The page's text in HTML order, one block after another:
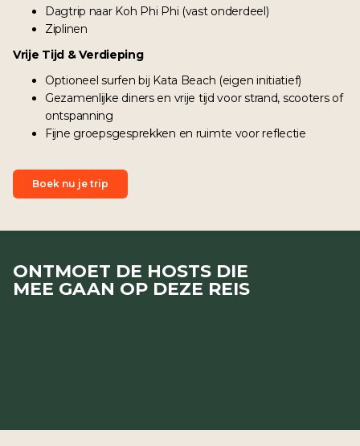
Dagtrip naar Koh Phi Phi (vast onderdeel)
Ziplinen
Vrije Tijd & Verdieping
Optioneel surfen bij Kata Beach (eigen initiatief)
Gezamenlijke diners en vrije tijd voor strand, scooters of
ontspanning
Fijne groepsgesprekken en ruimte voor reflectie
Boek nu je trip
ONTMOET DE HOSTS DIE
MEE GAAN OP DEZE REIS